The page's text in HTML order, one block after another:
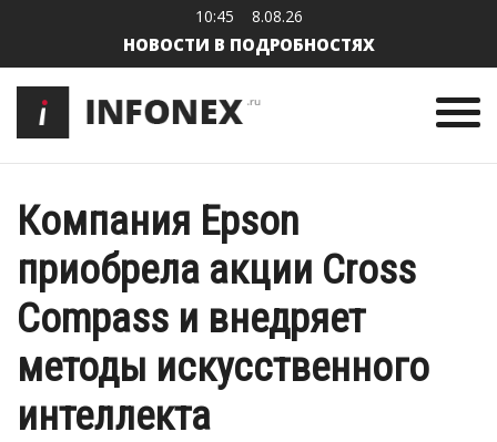
10:45 8.08.26
НОВОСТИ В ПОДРОБНОСТЯХ
Компания Epson
приобрела акции Cross
Compass и внедряет
методы искусственного
интеллекта